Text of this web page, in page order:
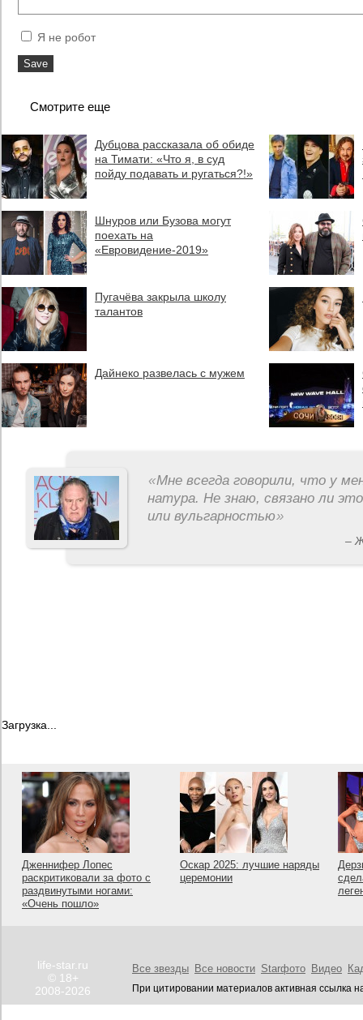
Я не робот
Смотрите еще
Дубцова рассказала об обиде
на Тимати: «Что я, в суд
пойду подавать и ругаться?!»
Шнуров или Бузова могут
поехать на
«Евровидение-2019»
Пугачёва закрыла школу
талантов
Дайнеко развелась с мужем
«Мне всегда говорили, что у
натура. Не знаю, связано ли
или вульгарностью»
–
Загрузка...
Дженнифер Лопес
раскритиковали за фото с
раздвинутыми ногами:
«Очень пошло»
Оскар 2025: лучшие наряды
церемонии
life-star.ru
© 18+
2008-2026
Все звезды Все новости Starфото Видео
При цитировании материалов активная ссылка